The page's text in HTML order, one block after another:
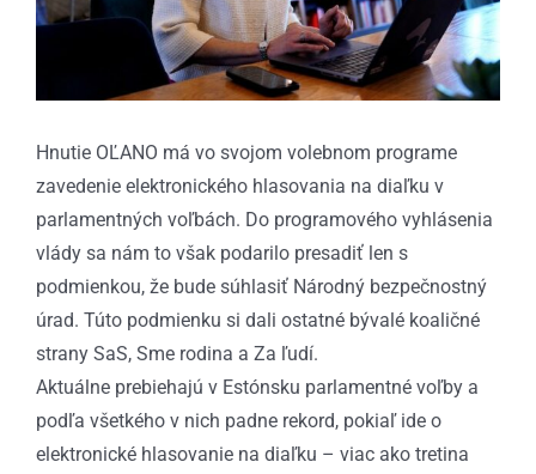
Hnutie OĽANO má vo svojom volebnom programe
zavedenie elektronického hlasovania na diaľku v
parlamentných voľbách. Do programového vyhlásenia
vlády sa nám to však podarilo presadiť len s
podmienkou, že bude súhlasiť Národný bezpečnostný
úrad. Túto podmienku si dali ostatné bývalé koaličné
strany SaS, Sme rodina a Za ľudí.
Aktuálne prebiehajú v Estónsku parlamentné voľby a
podľa všetkého v nich padne rekord, pokiaľ ide o
elektronické hlasovanie na diaľku – viac ako tretina